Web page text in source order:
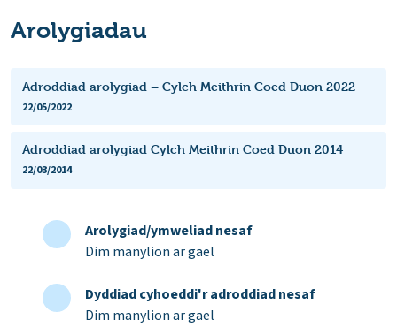
Arolygiadau
Adroddiad arolygiad – Cylch Meithrin Coed Duon 2022
22/05/2022
Adroddiad arolygiad Cylch Meithrin Coed Duon 2014
22/03/2014
Arolygiad/ymweliad nesaf
Dim manylion ar gael
Dyddiad cyhoeddi'r adroddiad nesaf
Dim manylion ar gael